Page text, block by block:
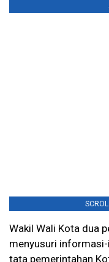
Wakil Wali Kota dua
menyusuri
tata pemerintahan